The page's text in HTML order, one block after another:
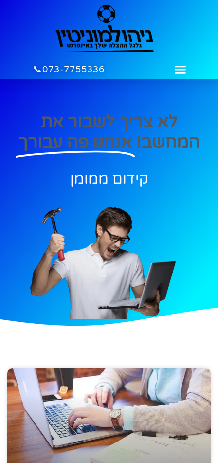
073-7755336📞
לא צריך לשבור את
המחשב! אנחנו פה עבורך
קידום ממומן